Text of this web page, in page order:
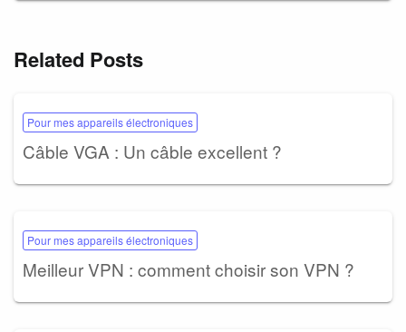
Related Posts
Pour mes appareils électroniques
Câble VGA : Un câble excellent ?
Pour mes appareils électroniques
Meilleur VPN : comment choisir son VPN ?